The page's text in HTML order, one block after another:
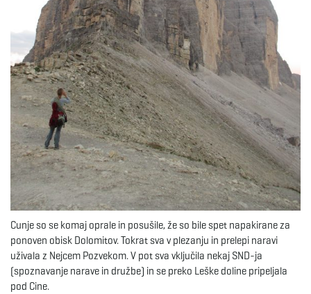
n
a
v
i
Cunje so se komaj oprale in posušile, že so bile spet napakirane za
ponoven obisk Dolomitov. Tokrat sva v plezanju in prelepi naravi
uživala z Nejcem Pozvekom. V pot sva vključila nekaj SND-ja
(spoznavanje narave in družbe) in se preko Leške doline pripeljala
pod Cine.